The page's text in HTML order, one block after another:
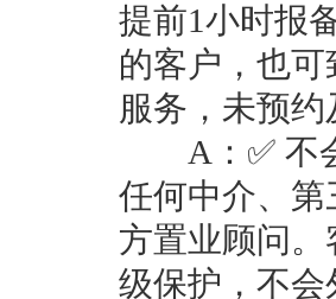
提前1小时报
的客户，也
服务，未预
A：✅ 不会
任何中介、
方置业顾问
级保护，不